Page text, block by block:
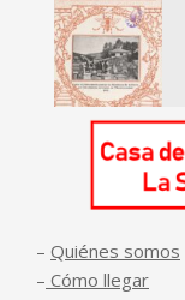
– Quiénes somos
– Cómo llegar